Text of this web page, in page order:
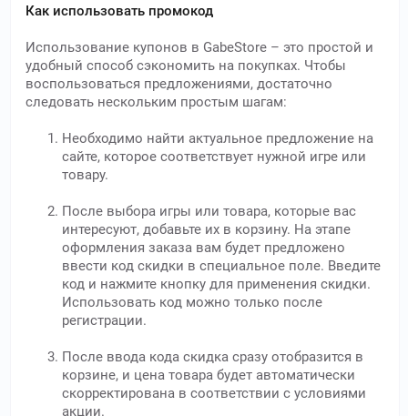
Как использовать промокод
Использование купонов в GabeStore – это простой и
удобный способ сэкономить на покупках. Чтобы
воспользоваться предложениями, достаточно
следовать нескольким простым шагам:
Необходимо найти актуальное предложение на
сайте, которое соответствует нужной игре или
товару.
После выбора игры или товара, которые вас
интересуют, добавьте их в корзину. На этапе
оформления заказа вам будет предложено
ввести код скидки в специальное поле. Введите
код и нажмите кнопку для применения скидки.
Использовать код можно только после
регистрации.
После ввода кода скидка сразу отобразится в
корзине, и цена товара будет автоматически
скорректирована в соответствии с условиями
акции.